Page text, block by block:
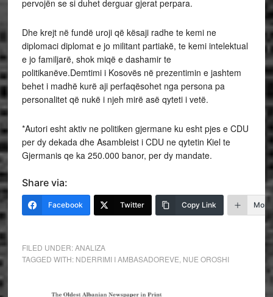
pervojën se si duhet derguar gjerat perpara.
Dhe krejt në fundë uroji që kësaji radhe te kemi ne
diplomaci diplomat e jo militant partiakë, te kemi intelektual
e jo familjarë, shok miqë e dashamir te
politikanëve.Demtimi i Kosovës në prezentimin e jashtem
behet i madhë kurë aji perfaqësohet nga persona pa
personalitet që nukë i njeh mirë asë qyteti i vetë.
*Autori esht aktiv ne politiken gjermane ku esht pjes e CDU
per dy dekada dhe Asambleist i CDU ne qytetin Kiel te
Gjermanis qe ka 250.000 banor, per dy mandate.
Share via:
Facebook Twitter Copy Link More
FILED UNDER:ANALIZA
TAGGED WITH: NDERRIMI I AMBASADOREVE NUE OROSHI